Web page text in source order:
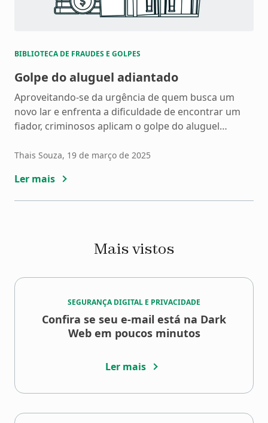
BIBLIOTECA DE FRAUDES E GOLPES
Golpe do aluguel adiantado
Aproveitando-se da urgência de quem busca um
novo lar e enfrenta a dificuldade de encontrar um
fiador, criminosos aplicam o golpe do aluguel
golpes, eles convencem as vítimas a realizar
o contrato de locação, criando uma falsa sensação
de segurança. Para evitar […]
Thais Souza, 19 de março de 2025
Ler mais
Mais vistos
SEGURANÇA DIGITAL E PRIVACIDADE
Confira se seu e-mail está na Dark
Web em poucos minutos
Ler mais